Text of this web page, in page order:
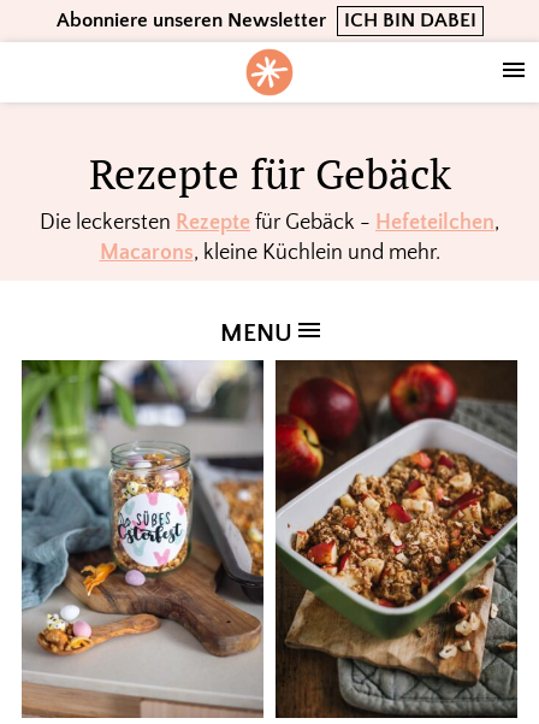
to
navigation
to
content
to
Abonniere unseren Newsletter ICH BIN DABEI
Rezepte für Gebäck
Die leckersten Rezepte für Gebäck - Hefeteilchen,
Macarons, kleine Küchlein und mehr.
MENU